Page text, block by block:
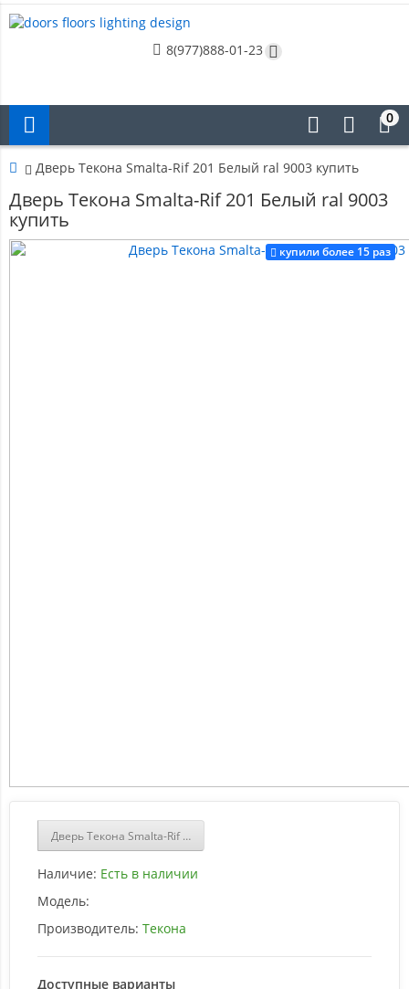
8(977)888-01-23
0
Дверь Текона Smalta-Rif 201 Белый ral 9003 купить
Дверь Текона Smalta-Rif 201 Белый ral 9003
купить
купили более 15 раз
Дверь Текона Smalta-Rif 201 Светло-серый RAL 7047 купить
Наличие: Есть в наличии
Модель:
Производитель: Текона
Доступные варианты